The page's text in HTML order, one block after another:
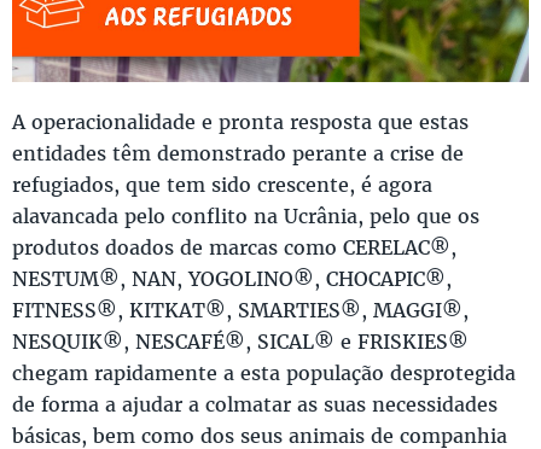
A operacionalidade e pronta resposta que estas
entidades têm demonstrado perante a crise de
refugiados, que tem sido crescente, é agora
alavancada pelo conflito na Ucrânia, pelo que os
produtos doados de marcas como CERELAC®,
NESTUM®, NAN, YOGOLINO®, CHOCAPIC®,
FITNESS®, KITKAT®, SMARTIES®, MAGGI®,
NESQUIK®, NESCAFÉ®, SICAL® e FRISKIES®
chegam rapidamente a esta população desprotegida
de forma a ajudar a colmatar as suas necessidades
básicas, bem como dos seus animais de companhia